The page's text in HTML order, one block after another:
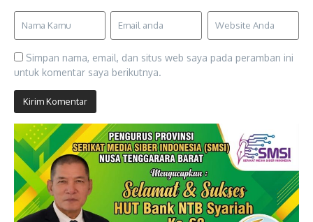
Simpan nama, email, dan situs web saya pada peramban ini
untuk komentar saya berikutnya.